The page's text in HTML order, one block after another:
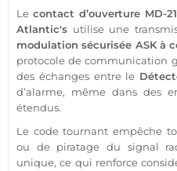
Le contact d’ouverture MD-
Atlantic's utilise une
modulation sécurisée ASKà
protocole de communication
des échanges entre le
d’alarme, même dans des
étendus.
Le code tournant empêche
ou de piratage du signal
unique, ce qui renforce